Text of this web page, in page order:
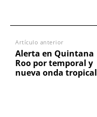
Artículo anterior
Alerta en Quintana
Roo por temporal y
nueva onda tropical